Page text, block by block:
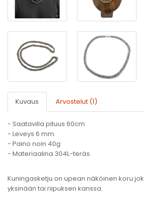
Kuvaus Arvostelut (1)
- Saatavilla pituus 60cm
- Leveys 6 mm.
- Paino noin 40g
- Materiaalina 304L-teräs.
Kuningasketju on upean näköinen koru
yksinään tai riipuksen kanssa.